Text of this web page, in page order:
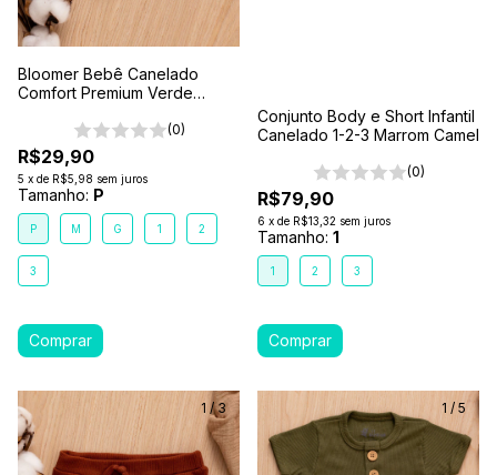
Bloomer Bebê Canelado
Comfort Premium Verde
(0)
R$29,90
5 x de R$5,98 sem juros
Tamanho: P
P M G 1 2
3
Conjunto Body e Short Infantil
Canelado 1-2-3 Marrom Camel
(0)
R$79,90
6 x de R$13,32 sem juros
Tamanho: 1
1 2 3
1 /3 1 / 5